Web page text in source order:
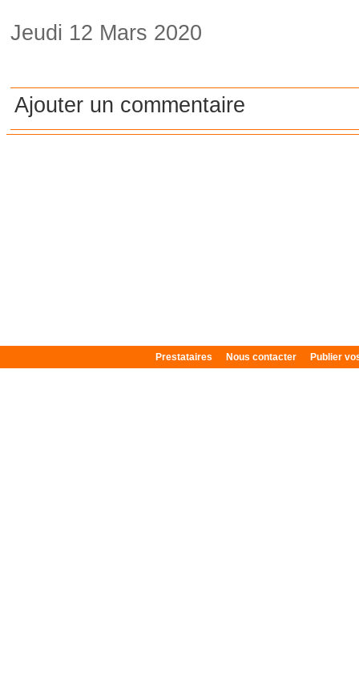
Jeudi 12 Mars 2020
Ajouter un commentaire
Prestataires Nous contacter Publier